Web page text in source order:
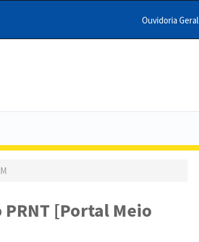
Menu
Ouvidoria Geral
PRNT [Portal Meio